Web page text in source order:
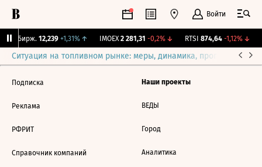
Войти
CNY Бирж. 12,239 +1,31%↑ IMOEX 2 281,31 -0,2%↓ RTSI 874,64 -1,12%↓
Ситуация на топливном рынке: меры, динамика, прогнозы
Подписка
Реклама
РФРИТ
Справочник компаний
Наши проекты
ВЕДЫ
Город
Аналитика